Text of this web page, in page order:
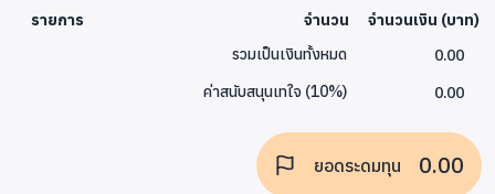
1.ณัชชารีย์ ศศิดิษฐวัฒน์ (Nutcharee Sasidisthawat) ผู้หญิง
คนนึงที่มีความฝันว่าอยากเป็นครูบนดอยเมื่อชีวิตประสบความ
สำเร็จ แต่แล้วก็คิดได้ว่าสามารถช่วยเหลือน้องๆได้ทันที ไม่ต้องรอ
รายการ จำนวน
จำนวนเงิน (บาท)
รวมเป็นเงินทั้งหมด
0.00
ค่าสนับสนุนเทใจ (10%) 0.00
ยอดระดมทุน 0.00